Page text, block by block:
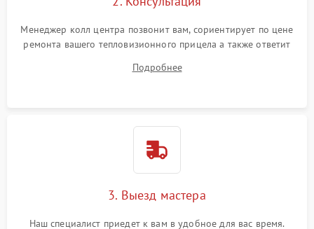
Менеджер колл центра позвонит вам, сориентирует по цене
ремонта вашего тепловизионного прицела а также ответит
Подробнее
3. Выезд мастера
Наш специалист приедет к вам в удобное для вас время.